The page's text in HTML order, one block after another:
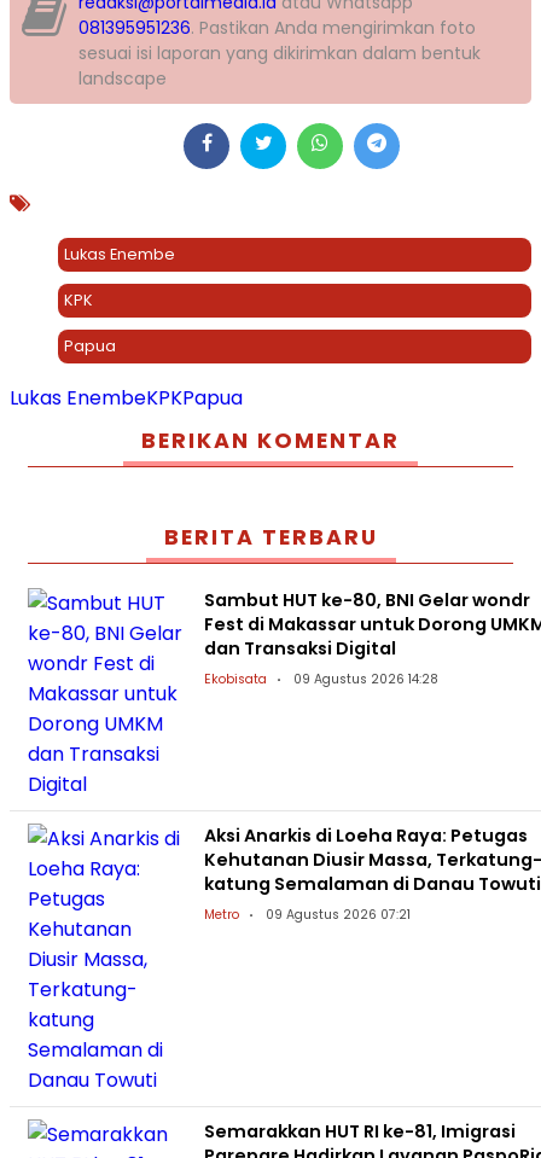
081395951236. Pastikan Anda mengirimkan foto
sesuai isi laporan yang dikirimkan dalam bentuk
landscape
Lukas Enembe
KPK
Papua
Lukas EnembeKPKPapua
BERIKAN KOMENTAR
BERITA TERBARU
Sambut HUT ke-80, BNI Gelar wondr
Fest di Makassar untuk Dorong
dan Transaksi Digital
Ekobisata 09 Agustus 2026 14:28
Aksi Anarkis di Loeha Raya: Petugas
Kehutanan Diusir Massa, Terkatung-
katung Semalaman di Danau Towuti
Metro 09 Agustus 2026 07:21
Semarakkan HUT RI ke-81, Imigrasi